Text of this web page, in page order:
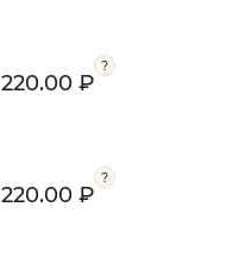
220.00 ₽
220.00 ₽